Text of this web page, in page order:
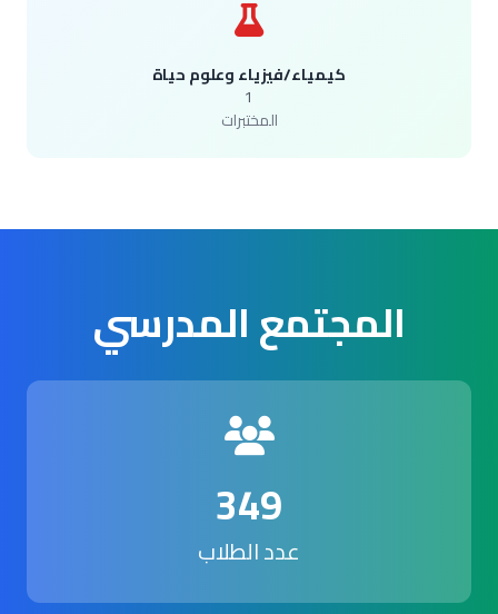
كيمياء/فيزياء وعلوم حياة
المختبرات
المجتمع المدرسي
349
عدد الطلاب